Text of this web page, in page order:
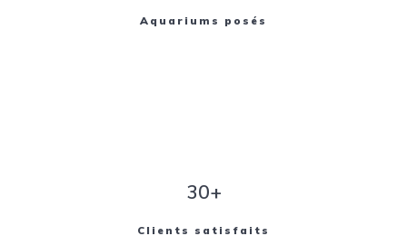
Aquariums posés
30+
Clients satisfaits